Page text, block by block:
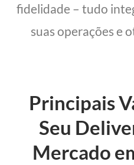
fidelidade – tudo
suas operações e
Principais
Seu
Mercado